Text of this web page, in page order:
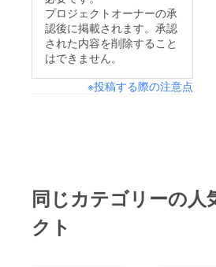
たいと思います。 ど
うぞ再開の折には、安
心して大声でバンドを
バックに歌って下さい
ませ。 無観客配信・
願い致します。 この
支援プロジェクトは残
す。緊急事態宣言の解
除はまだ微妙ではあり
ますが、しっかりと再
と思います。Twitterや
店もコラボさせていた
だきました。よろしけ
プロジェクトオーナーの承
認後に掲載されます。承認
された内容を削除すること
はできません。
※投稿する際の注意点
同じカテゴリーの人
クト